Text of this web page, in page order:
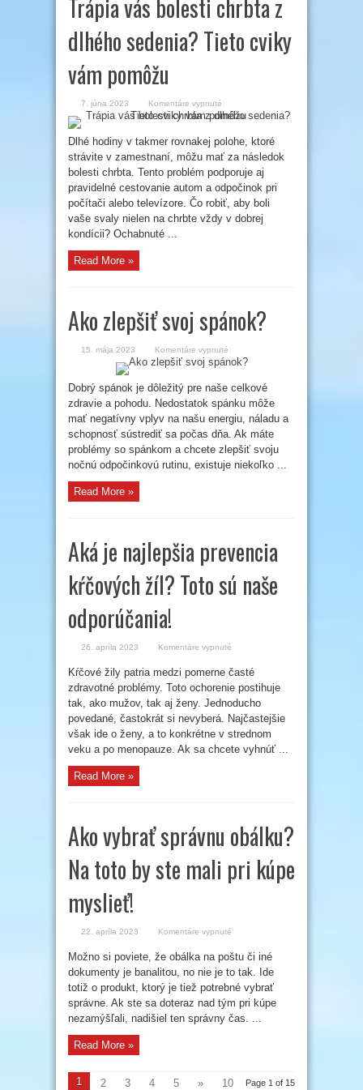
Trápia vás bolesti chrbta z
dlhého sedenia? Tieto cviky
vám pomôžu
7. júna 2023 Komentáre vypnuté
Trápia
vás
chrbta
z
dlhého
Tieto
cviky
vám
pomôžu
Dlhé hodiny v takmer rovnakej polohe, ktoré
strávite v zamestnaní, môžu mať za následok
bolesti chrbta. Tento problém podporuje aj
pravidelné cestovanie autom a odpočinok pri
počítači alebo televízore. Čo robiť, aby boli
vaše svaly nielen na chrbte vždy v dobrej
kondícii? Ochabnuté ...
Read More »
Ako zlepšiť svoj spánok?
15. mája 2023 Komentáre vypnuté
Ako
zlepšiť
spánok?
Dobrý spánok je dôležitý pre naše celkové
zdravie a pohodu. Nedostatok spánku môže
mať negatívny vplyv na našu energiu, náladu a
schopnosť sústrediť sa počas dňa. Ak máte
problémy so spánkom a chcete zlepšiť svoju
nočnú odpočinkovú rutinu, existuje niekoľko ...
Read More »
Aká je najlepšia prevencia
kŕčových žíl? Toto sú naše
odporúčania!
26. apríla 2023 Komentáre vypnuté
najlepšia
prevencia
kŕčových
žíl?
Toto
sú
naše
odporúčania!
Kŕčové žily patria medzi pomerne časté
zdravotné problémy. Toto ochorenie postihuje
tak, ako mužov, tak aj ženy. Jednoducho
povedané, častokrát si nevyberá. Najčastejšie
však ide o ženy, a to konkrétne v strednom
veku a po menopauze. Ak sa chcete vyhnúť ...
Read More »
Ako vybrať správnu obálku?
Na toto by ste mali pri kúpe
myslieť!
22. apríla 2023 Komentáre vypnuté
správnu
obálku?
Na
toto
by
ste
mali
pri
Možno si poviete, že obálka na poštu či iné
dokumenty je banalitou, no nie je to tak. Ide
totiž o produkt, ktorý je tiež potrebné vybrať
správne. Ak ste sa doteraz nad tým pri kúpe
nezamýšľali, nadišiel ten správny čas. ...
Read More »
Page 1 of 15
1 2 3 4 5 »
10